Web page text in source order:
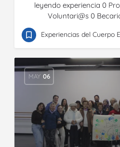
leyendo experiencia 0
Voluntari@s 0
Experiencias del Cuerpo
MAY 06